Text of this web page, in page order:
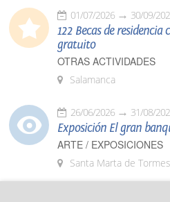
01/07/2026 30/09/
122 Becas de
gratuito
OTRAS ACTIVIDADES
Salamanca
26/06/2026 31/08/
Exposición El gran
ARTE / EXPOSICIONES
Santa Marta de Tormes